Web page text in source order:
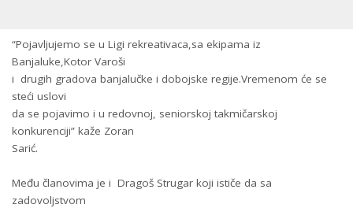
“Pojavljujemo se u Ligi rekreativaca,sa ekipama iz
Banjaluke,Kotor Varoši
i drugih gradova banjalučke i dobojske regije.Vremenom će se
steći uslovi
da se pojavimo i u redovnoj, seniorskoj takmičarskoj
konkurenciji” kaže Zoran
Sarić.
Među članovima je i Dragoš Strugar koji ističe da sa
zadovoljstvom